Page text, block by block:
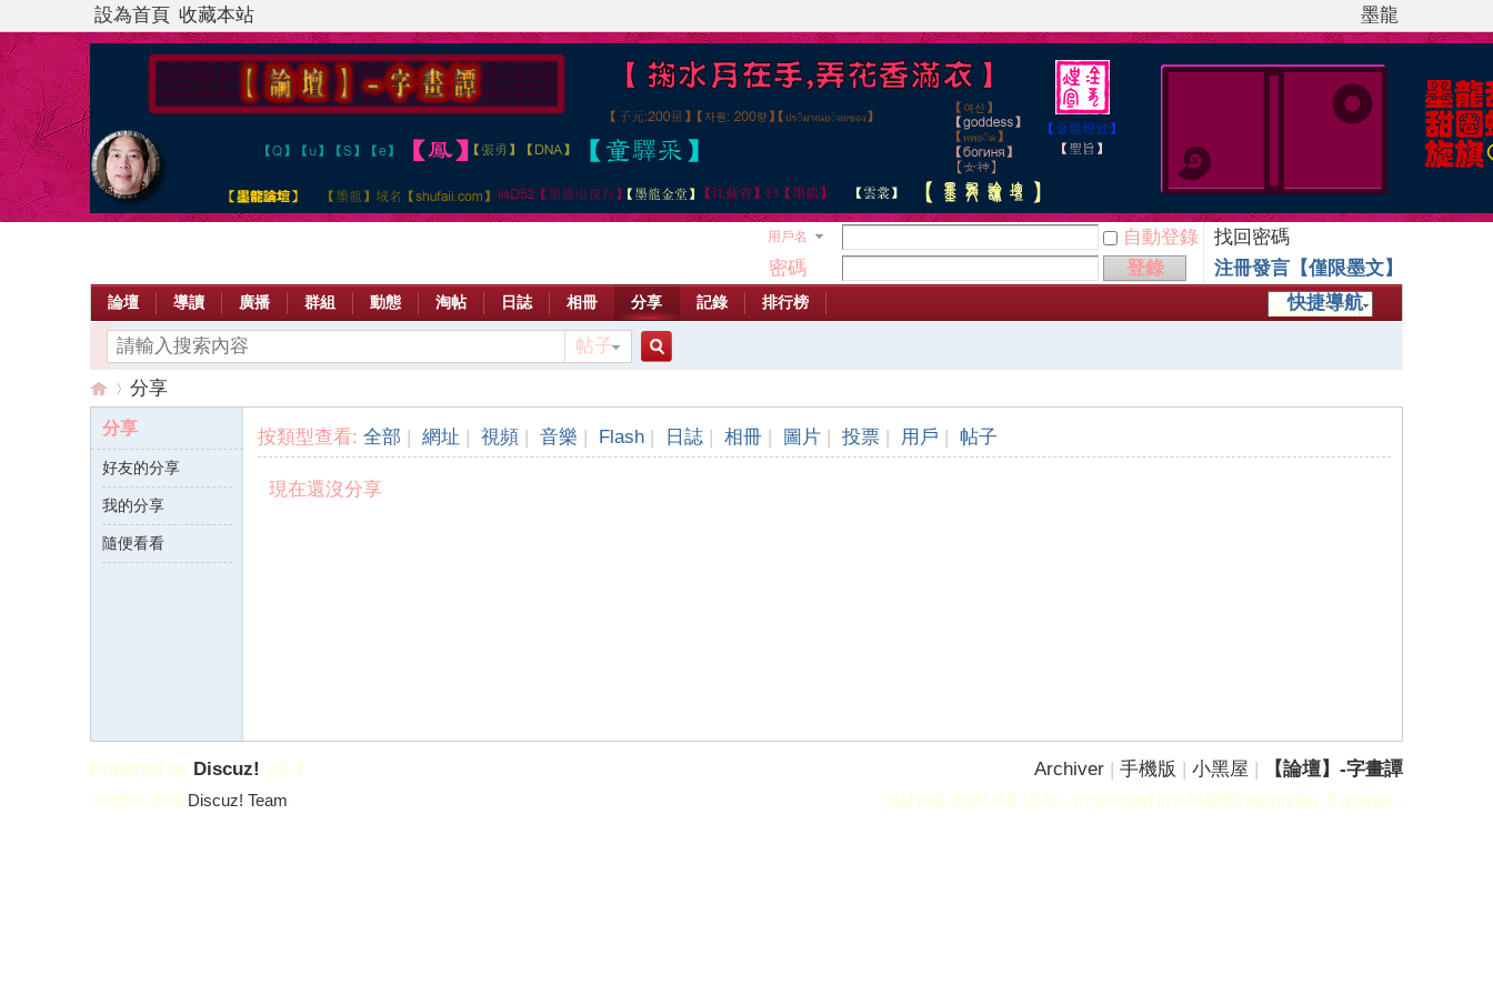
設為首頁 收藏本站 墨龍
用戶名 自動登錄
找回密碼
密碼
登錄
注冊發言【僅限墨文】
快捷導航
論壇 導讀 廣播 群組 動態 淘帖 日誌 相冊 分享 記錄 排行榜
帖子
【›
分享
分享
好友的分享
我的分享
隨便看看
按類型查看: 全部 | 網址 | 視頻 | 音樂 | Flash | 日誌 | 相冊 | 圖片 | 投票 | 用戶 | 帖子
現在還沒分享
Archiver | 手機版 | 小黑屋 | 【論壇】-字畫譚
GMT+8, 2026-8-8 19:52 , Processed in 0.013056 second(s), 9 queries .
Powered by Discuz! X3.4
© 2001-2023 Discuz! Team.